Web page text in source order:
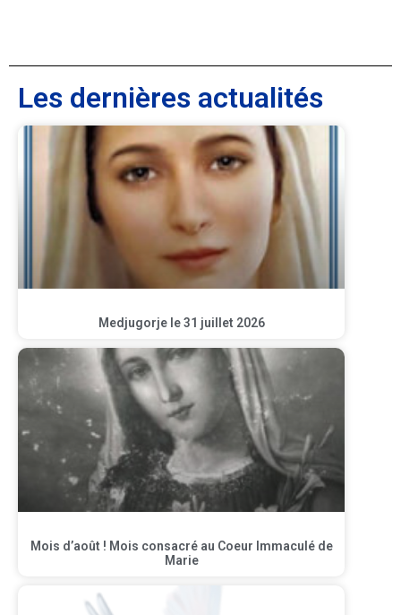
Les dernières actualités
Medjugorje le 31 juillet 2026
Mois d’août ! Mois consacré au Coeur Immaculé de
Marie